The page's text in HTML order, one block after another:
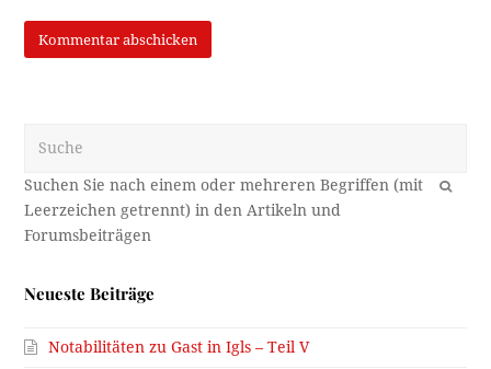
OK
Neueste Beiträge
Notabilitäten zu Gast in Igls – Teil V